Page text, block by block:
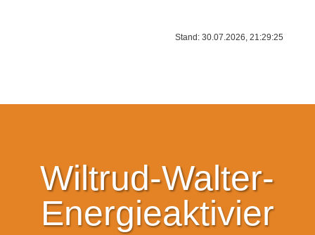
Stand: 30.07.2026, 21:29:25
Wiltrud-Walter-
Energieaktivier